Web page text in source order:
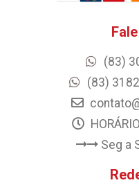
(83)
(83)
Seg a